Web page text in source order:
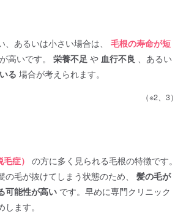
、あるいは小さい場合は、毛根の寿命が短
が高いです。栄養不足 や 血行不良 、あるい
る 場合が考えられます。
（※2、3）
症） の方に多く見られる毛根の特徴です。
の毛が抜けてしまう状態のため、髪の毛が
可能性が高い です。早めに専門クリニック
ます。